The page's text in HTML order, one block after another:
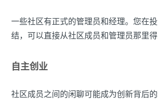
一些社区有正式的管理员和经理。您在
结，可以直接从社区成员和管理员那里得
自主创业
社区成员之间的闲聊可能成为创新背后